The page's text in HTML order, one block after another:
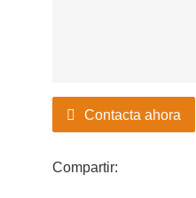
Contacta ahora
Compartir: